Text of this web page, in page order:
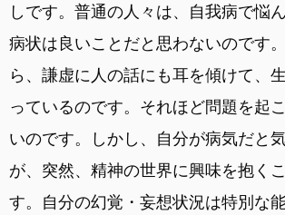
しです。普通の人々は、自我病で悩
病状は良いことだと思わないのです
ら、謙虚に人の話にも耳を傾けて、
っているのです。それほど問題を起
いのです。しかし、自分が病気だと
が、突然、精神の世界に興味を抱く
す。自分の幻覚・妄想状況は特別な